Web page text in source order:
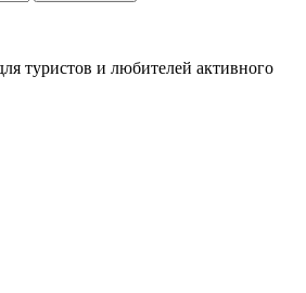
туристов и любителей активного